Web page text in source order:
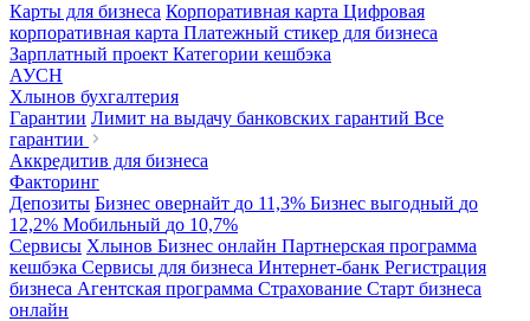
Карты для бизнеса Корпоративная карта Цифровая
корпоративная карта Платежный стикер для бизнеса
Зарплатный проект Категории кешбэка
АУСН
Хлынов бухгалтерия
Гарантии Лимит на выдачу банковских гарантий Все
гарантии
Аккредитив для бизнеса
Факторинг
Депозиты Бизнес овернайт до 11,3% Бизнес выгодный до
12,2% Мобильный до 10,7%
Сервисы Хлынов Бизнес онлайн Партнерская программа
кешбэка Сервисы для бизнеса Интернет-банк Регистрация
бизнеса Агентская программа Страхование Старт бизнеса
онлайн